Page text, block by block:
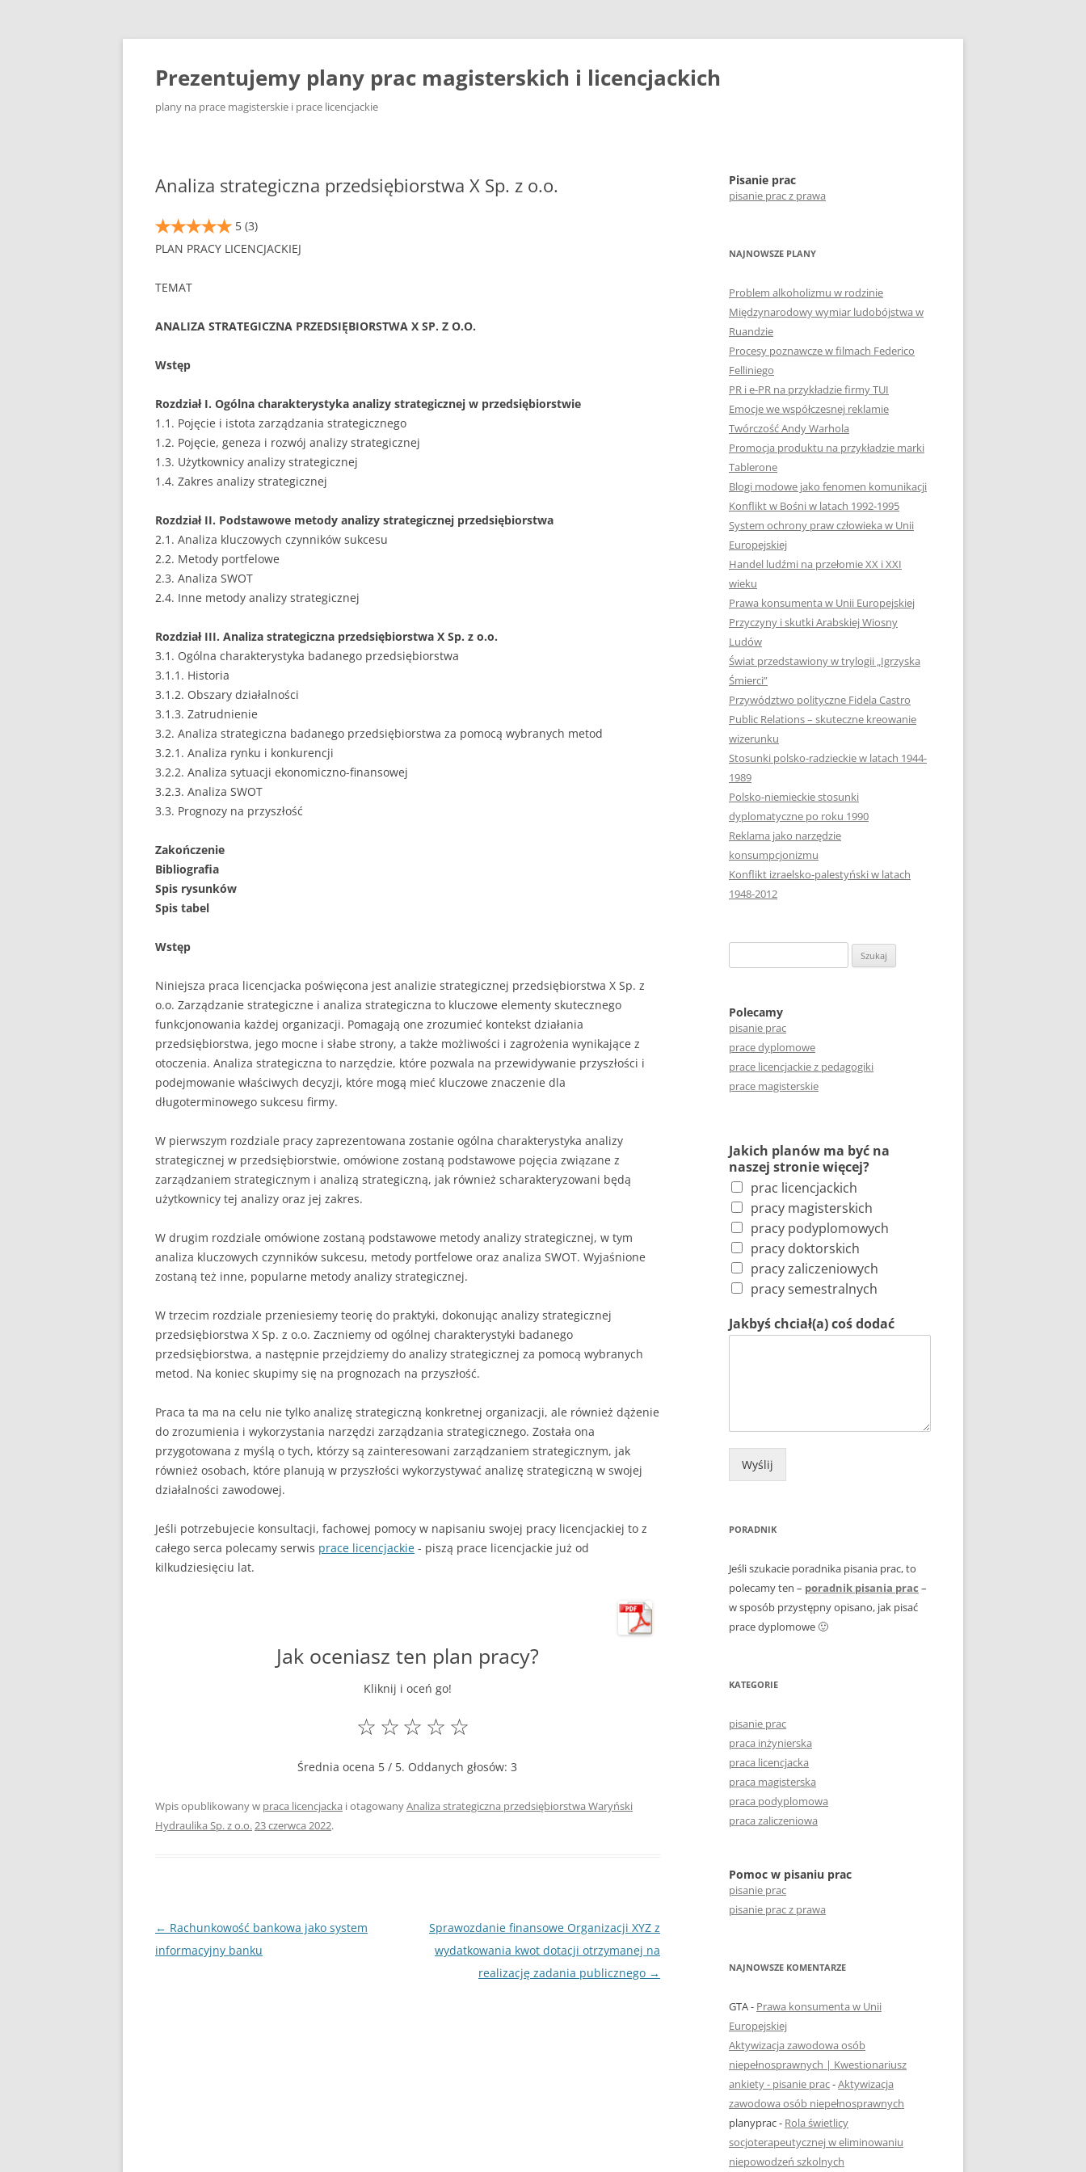
Przejdź
Prezentujemy plany prac magisterskich i licencjackich
plany na prace magisterskie i prace licencjackie
Analiza strategiczna przedsiębiorstwa X Sp. z o.o.
5 (3)
PLAN PRACY LICENCJACKIEJ
TEMAT
ANALIZA STRATEGICZNA PRZEDSIĘBIORSTWA X SP. Z O.O.
Wstęp
Rozdział I. Ogólna charakterystyka analizy strategicznej w przedsiębiorstwie
1.1. Pojęcie i istota zarządzania strategicznego
1.2. Pojęcie, geneza i rozwój analizy strategicznej
1.3. Użytkownicy analizy strategicznej
1.4. Zakres analizy strategicznej
Rozdział II. Podstawowe metody analizy strategicznej przedsiębiorstwa
2.1. Analiza kluczowych czynników sukcesu
2.2. Metody portfelowe
2.3. Analiza SWOT
2.4. Inne metody analizy strategicznej
Rozdział III. Analiza strategiczna przedsiębiorstwa X Sp. z o.o.
3.1. Ogólna charakterystyka badanego przedsiębiorstwa
3.1.1. Historia
3.1.2. Obszary działalności
3.1.3. Zatrudnienie
3.2. Analiza strategiczna badanego przedsiębiorstwa za pomocą wybranych metod
3.2.1. Analiza rynku i konkurencji
3.2.2. Analiza sytuacji ekonomiczno-finansowej
3.2.3. Analiza SWOT
3.3. Prognozy na przyszłość
Zakończenie
Bibliografia
Spis rysunków
Spis tabel
Wstęp
Niniejsza praca licencjacka poświęcona jest analizie strategicznej przedsiębiorstwa X Sp. z
o.o. Zarządzanie strategiczne i analiza strategiczna to kluczowe elementy skutecznego
funkcjonowania każdej organizacji. Pomagają one zrozumieć kontekst działania
przedsiębiorstwa, jego mocne i słabe strony, a także możliwości i zagrożenia wynikające z
otoczenia. Analiza strategiczna to narzędzie, które pozwala na przewidywanie przyszłości i
podejmowanie właściwych decyzji, które mogą mieć kluczowe znaczenie dla
długoterminowego sukcesu firmy.
W pierwszym rozdziale pracy zaprezentowana zostanie ogólna charakterystyka analizy
strategicznej w przedsiębiorstwie, omówione zostaną podstawowe pojęcia związane z
zarządzaniem strategicznym i analizą strategiczną, jak również scharakteryzowani będą
użytkownicy tej analizy oraz jej zakres.
W drugim rozdziale omówione zostaną podstawowe metody analizy strategicznej, w tym
analiza kluczowych czynników sukcesu, metody portfelowe oraz analiza SWOT. Wyjaśnione
zostaną też inne, popularne metody analizy strategicznej.
W trzecim rozdziale przeniesiemy teorię do praktyki, dokonując analizy strategicznej
przedsiębiorstwa X Sp. z o.o. Zaczniemy od ogólnej charakterystyki badanego
przedsiębiorstwa, a następnie przejdziemy do analizy strategicznej za pomocą wybranych
metod. Na koniec skupimy się na prognozach na przyszłość.
Praca ta ma na celu nie tylko analizę strategiczną konkretnej organizacji, ale również dążenie
do zrozumienia i wykorzystania narzędzi zarządzania strategicznego. Została ona
przygotowana z myślą o tych, którzy są zainteresowani zarządzaniem strategicznym, jak
również osobach, które planują w przyszłości wykorzystywać analizę strategiczną w swojej
działalności zawodowej.
Jeśli potrzebujecie konsultacji, fachowej pomocy w napisaniu swojej pracy licencjackiej to z
całego serca polecamy serwis prace licencjackie - piszą prace licencjackie już od
kilkudziesięciu lat.
Jak oceniasz ten plan pracy?
Kliknij i oceń go!
☆
☆
☆
☆
☆
Średnia ocena 5 / 5. Oddanych głosów:3
Wpis opublikowany w praca licencjacka i otagowanyAnaliza strategiczna przedsiębiorstwa Waryński
Hydraulika Sp. z o.o.23 czerwca 2022.
Nawigacja
wpisu
← Rachunkowość bankowa jako system
informacyjny banku
Sprawozdanie finansowe Organizacji XYZ z
wydatkowania kwot dotacji otrzymanej na
realizację zadania publicznego →
Pisanie prac
pisanie prac z prawa
NAJNOWSZE PLANY
Problem alkoholizmu w rodzinie
Międzynarodowy wymiar ludobójstwa w
Ruandzie
Procesy poznawcze w filmach Federico
Felliniego
PR i e-PR na przykładzie firmy TUI
Emocje we współczesnej reklamie
Twórczość Andy Warhola
Promocja produktu na przykładzie marki
Tablerone
Blogi modowe jako fenomen komunikacji
Konflikt w Bośni w latach 1992-1995
System ochrony praw człowieka w Unii
Europejskiej
Handel ludźmi na przełomie XX i XXI
wieku
Prawa konsumenta w Unii Europejskiej
Przyczyny i skutki Arabskiej Wiosny
Ludów
Świat przedstawiony w trylogii „Igrzyska
Śmierci”
Przywództwo polityczne Fidela Castro
Public Relations – skuteczne kreowanie
wizerunku
Stosunki polsko-radzieckie w latach 1944-
1989
Polsko-niemieckie stosunki
dyplomatyczne po roku 1990
Reklama jako narzędzie
konsumpcjonizmu
Konflikt izraelsko-palestyński w latach
1948-2012
z
k
a
j
:
Polecamy
pisanie prac
prace dyplomowe
prace licencjackie z pedagogiki
prace magisterskie
Jakich planów ma być na
naszej stronie więcej?
prac licencjackich
pracy magisterskich
pracy podyplomowych
pracy doktorskich
pracy zaliczeniowych
pracy semestralnych
Jakbyś chciał(a) coś dodać
Wyślij
PORADNIK
Jeśli szukacie poradnika pisania prac, to
polecamy ten – poradnik pisania prac –
w sposób przystępny opisano, jak pisać
prace dyplomowe 🙂
KATEGORIE
pisanie prac
praca inżynierska
praca licencjacka
praca magisterska
praca podyplomowa
praca zaliczeniowa
Pomoc w pisaniu prac
pisanie prac
pisanie prac z prawa
NAJNOWSZE KOMENTARZE
GTA- Prawa konsumenta w Unii
Europejskiej
Aktywizacja zawodowa osób
niepełnosprawnych | Kwestionariusz
ankiety - pisanie prac-Aktywizacja
zawodowa osób niepełnosprawnych
planyprac- Rola świetlicy
socjoterapeutycznej w eliminowaniu
niepowodzeń szkolnych